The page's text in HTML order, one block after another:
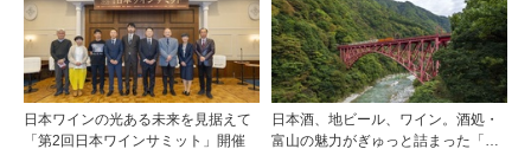
日本ワインの光ある未来を見据えて
「第2回日本ワインサミット」開催
日本酒、地ビール、ワイン。酒処・
富山の魅力がぎゅっと詰まった「黒